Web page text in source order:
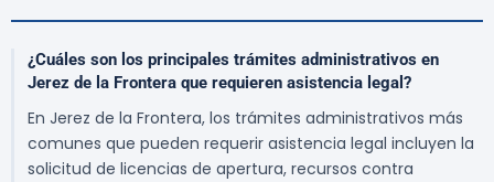
¿Cuáles son los principales trámites administrativos en
Jerez de la Frontera que requieren asistencia legal?
En Jerez de la Frontera, los trámites administrativos más
comunes que pueden requerir asistencia legal incluyen la
solicitud de licencias de apertura, recursos contra